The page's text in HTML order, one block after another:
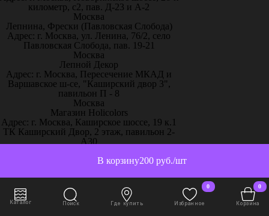
200 руб./шт
В корзину
километр, с2, пав. Д-23 и А-2
Москва
Лепнина, Фрески (Павловская Слобода)
Адрес: г. Москва, ул. Ленина, 76/2, село
Павловская Слобода, пав. 19-21
Москва
Лепной Декор
Адрес: г. Москва, Пересечение МКАД и
Варшавское ш-се, "Каширский двор 3",
павильон П - 8
Москва
Магазин Holicolors
Адрес: г. Москва, Каширское шоссе, 19 к.1
ТК Каширский Двор, 2 этаж, павильон 2-
А30
Магазин Sherwinstore
24, павильон 3, блок 10с, место 130
Москва
ООО Паркет-Авeню
г. Москва, Ленинградское ш, дом 25.
Каталог Поиск Где купить
0
Избранное
0
Корзина